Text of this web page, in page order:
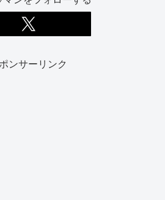
ンサーリンク